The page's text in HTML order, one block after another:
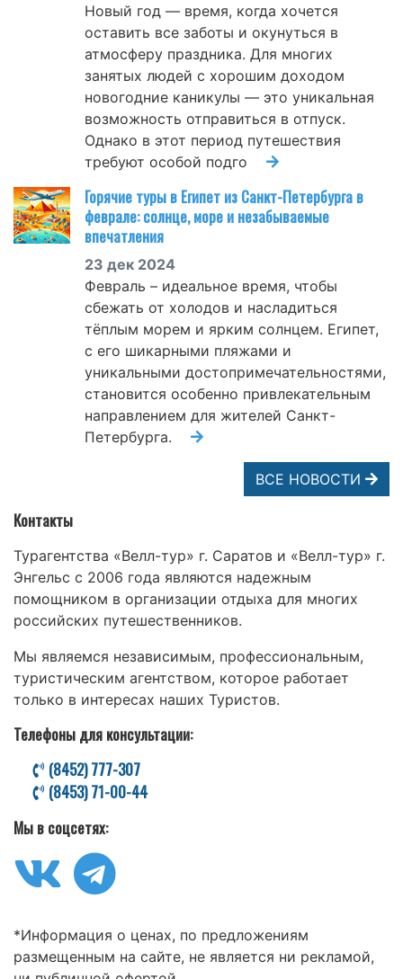
Новый год — время, когда хочется
оставить все заботы и окунуться в
атмосферу праздника. Для многих
занятых людей с хорошим доходом
новогодние каникулы — это уникальная
возможность отправиться в отпуск.
Однако в этот период путешествия
требуют особой подго
Горячие туры в Египет из Санкт-Петербурга в
феврале: солнце, море и незабываемые
впечатления
23 дек 2024
Февраль – идеальное время, чтобы
сбежать от холодов и насладиться
тёплым морем и ярким солнцем. Египет,
с его шикарными пляжами и
уникальными достопримечательностями,
становится особенно привлекательным
направлением для жителей Санкт-
Петербурга.
ВСЕ НОВОСТИ
Контакты
Турагентства «Велл-тур» г. Саратов и «Велл-тур» г.
Энгельс с 2006 года являются надежным
помощником в организации отдыха для многих
российских путешественников.
Мы являемся независимым, профессиональным,
туристическим агентством, которое работает
только в интересах наших Туристов.
Телефоны для консультации:
(8452) 777-307
(8453) 71-00-44
Мы в соцсетях:
*Информация о ценах, по предложениям
размещенным на сайте, не является ни рекламой,